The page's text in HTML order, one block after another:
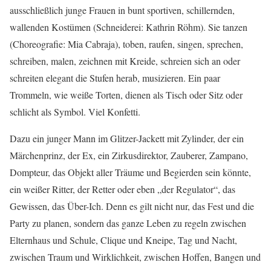
ausschließlich junge Frauen in bunt sportiven, schillernden,
wallenden Kostümen (Schneiderei: Kathrin Röhm). Sie tanzen
(Choreografie: Mia Cabraja), toben, raufen, singen, sprechen,
schreiben, malen, zeichnen mit Kreide, schreien sich an oder
schreiten elegant die Stufen herab, musizieren. Ein paar
Trommeln, wie weiße Torten, dienen als Tisch oder Sitz oder
schlicht als Symbol. Viel Konfetti.
Dazu ein junger Mann im Glitzer-Jackett mit Zylinder, der ein
Märchenprinz, der Ex, ein Zirkusdirektor, Zauberer, Zampano,
Dompteur, das Objekt aller Träume und Begierden sein könnte,
ein weißer Ritter, der Retter oder eben „der Regulator“, das
Gewissen, das Über-Ich. Denn es gilt nicht nur, das Fest und die
Party zu planen, sondern das ganze Leben zu regeln zwischen
Elternhaus und Schule, Clique und Kneipe, Tag und Nacht,
zwischen Traum und Wirklichkeit, zwischen Hoffen, Bangen und